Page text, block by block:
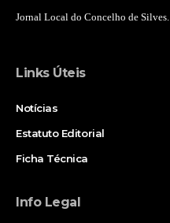
Jornal Local do Concelho de Silves.
Links Úteis
Notícias
Estatuto Editorial
Ficha Técnica
Info Legal